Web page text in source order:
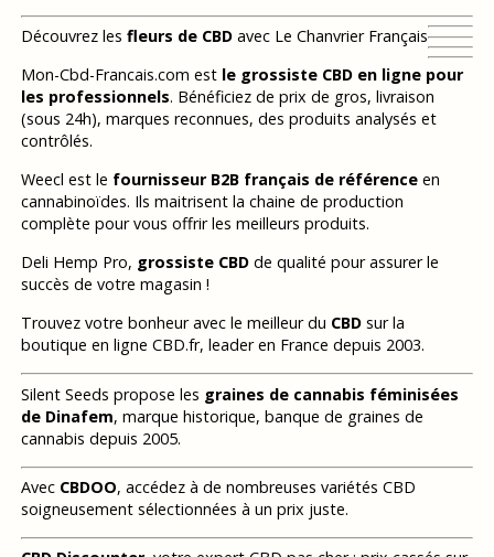
Découvrez les fleurs de CBDavec Le Chanvrier Français
Mon-Cbd-Francais.com est le grossiste CBD en ligne pour
les professionnels. Bénéficiez de prix de gros, livraison
(sous 24h), marques reconnues, des produits analysés et
contrôlés.
Weecl est le fournisseur B2B français de référenceen
cannabinoïdes. Ils maitrisent la chaine de production
complète pour vous offrir les meilleurs produits.
Deli Hemp Pro, grossiste CBDde qualité pour assurer le
succès de votre magasin !
Trouvez votre bonheur avec le meilleur du CBDsur la
boutique en ligne CBD.fr, leader en France depuis 2003.
Silent Seeds propose les graines de cannabis féminisées
de Dinafem, marque historique, banque de graines de
cannabis depuis 2005.
Avec CBDOO, accédez à de nombreuses variétés CBD
soigneusement sélectionnées à un prix juste.